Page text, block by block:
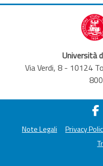
Università
Via Verdi, 8 - 10124
Note Legali Privacy